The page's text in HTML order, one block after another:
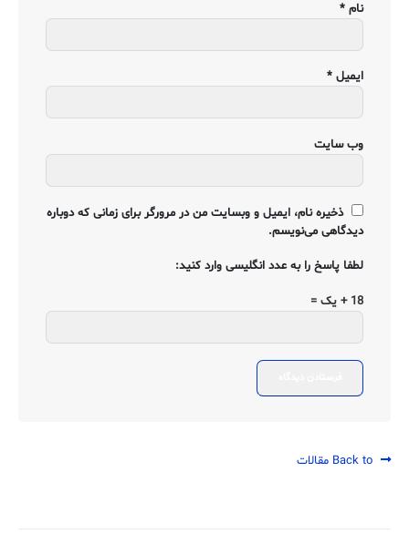
نام *
ایمیل *
وب‌ سایت
ذخیره نام، ایمیل و وبسایت من در مرورگر برای زمانی که دوباره
دیدگاهی می‌نویسم.
لطفا پاسخ را به عدد انگلیسی وارد کنید:
18 + یک =